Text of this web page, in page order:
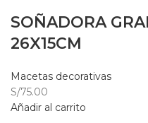
SOÑADORA
26X15CM
Macetas decorativas
S/75.00
Añadir al carrito